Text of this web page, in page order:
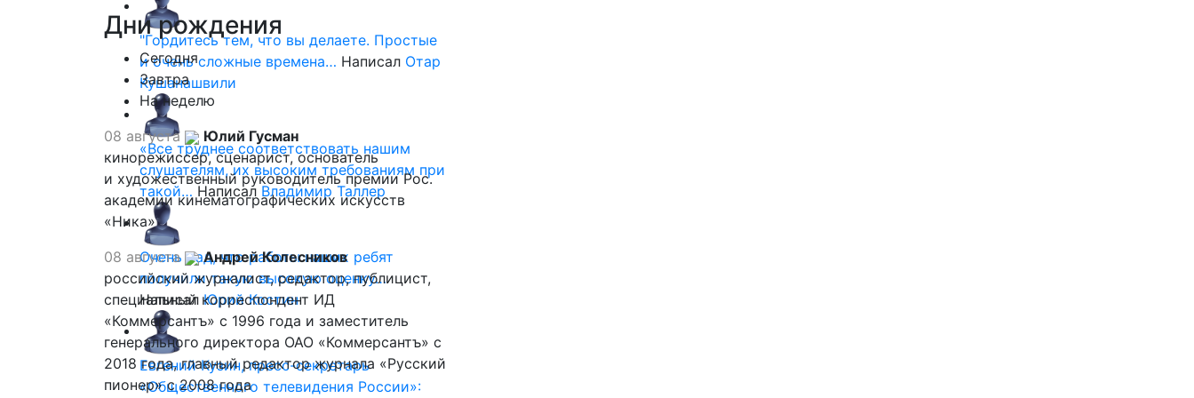
"Гордитесь тем, что вы делаете. Простые
и очень сложные времена… Написал Отар
Кушанашвили
«Все труднее соответствовать нашим
слушателям, их высоким требованиям при
такой… Написал Владимир Таллер
Очень рад, что работы наших ребят
получили такую высокую оценку…
НаписалЮрий Костин
Евгений Кузин, пресс-секретарь
«Общественного телевидения России»:
Днирождения
Сегодня
Завтра
На неделю
08 августа
Юлий Гусман
кинорежиссер, сценарист, основатель
и художественный руководитель премии Рос.
академии кинематографических искусств
«Ника»
08 августа
Андрей Колесников
российский журналист, редактор, публицист,
специальный корреспондент ИД
«Коммерсантъ» с 1996 года и заместитель
генерального директора ОАО «Коммерсантъ» с
2018 года, главный редактор журнала «Русский
пионер» с 2008 года